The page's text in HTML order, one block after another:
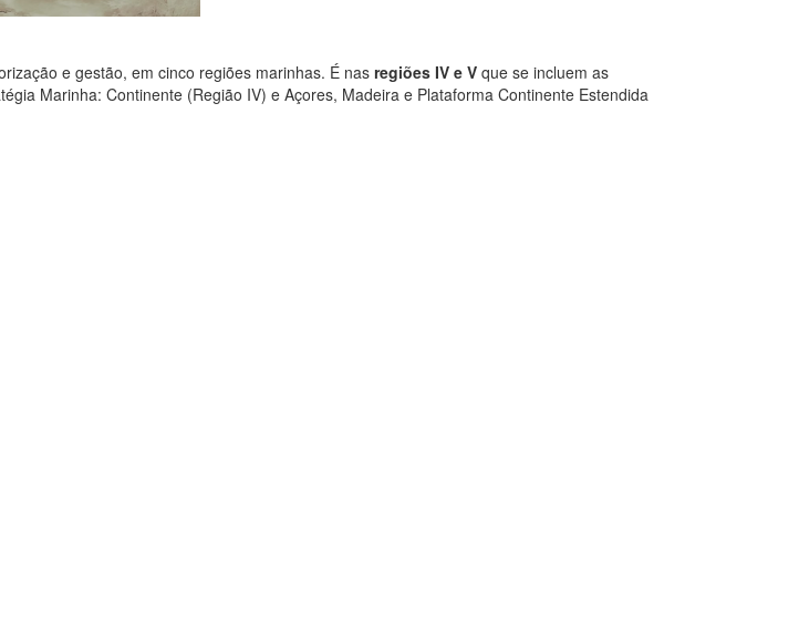
e gestão, em cinco regiões marinhas. É nas regiões IV e V que se incluem as
Marinha: Continente (Região IV) e Açores, Madeira e Plataforma Continente Estendida